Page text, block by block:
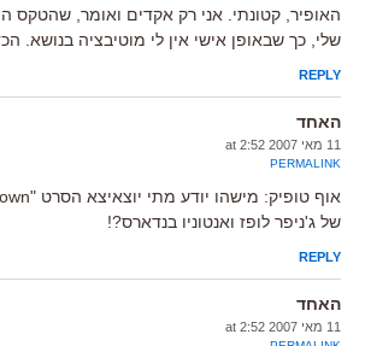
האופיר, קטונתי. אני רק אקדים ואומר,
שלי, כך שבאופן אישי אין לי מוטיבציה בנושא.
REPLY
האחד
11 מאי 2007 at 2:52
PERMALINK
של ג'ניפר לופז ואנטוניו בנדארס?!
REPLY
האחד
11 מאי 2007 at 2:52